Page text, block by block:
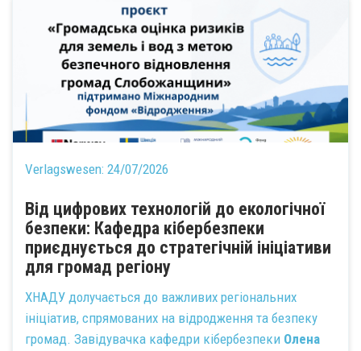
Verlagswesen: 24/07/2026
Від цифрових технологій до екологічної
безпеки: Кафедра кібербезпеки
приєднується до стратегічній ініціативи
для громад регіону
ХНАДУ долучається до важливих регіональних
ініціатив, спрямованих на відродження та безпеку
громад. Завідувачка кафедри кібербезпеки Олена